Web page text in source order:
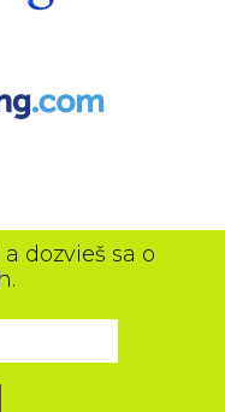
dozvieš sa o